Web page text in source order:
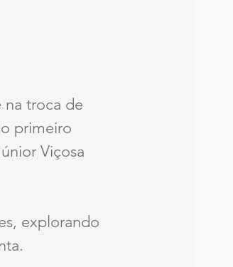
na troca de
primeiro
Viçosa
explorando